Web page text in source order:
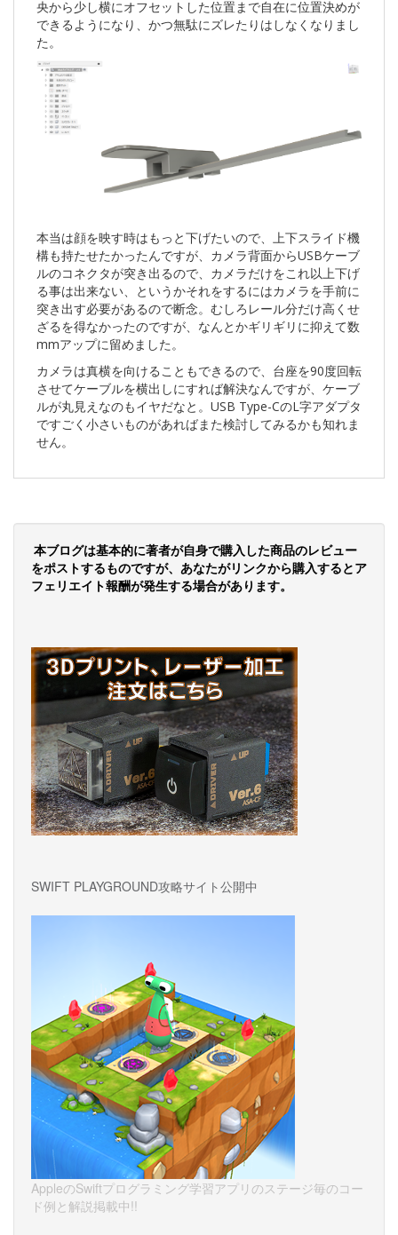
央から少し横にオフセットした位置まで自在に位置決めが
できるようになり、かつ無駄にズレたりはしなくなりまし
た。
本当は顔を映す時はもっと下げたいので、上下スライド機
構も持たせたかったんですが、カメラ背面からUSBケーブ
ルのコネクタが突き出るので、カメラだけをこれ以上下げ
る事は出来ない、というかそれをするにはカメラを手前に
突き出す必要があるので断念。むしろレール分だけ高くせ
ざるを得なかったのですが、なんとかギリギリに抑えて数
mmアップに留めました。
カメラは真横を向けることもできるので、台座を90度回転
させてケーブルを横出しにすれば解決なんですが、ケーブ
ルが丸見えなのもイヤだなと。USB Type-CのL字アダプタ
ですごく小さいものがあればまた検討してみるかも知れま
せん。
本ブログは基本的に著者が自身で購入した商品のレビュー
をポストするものですが、あなたがリンクから購入するとア
フェリエイト報酬が発生する場合があります。
SWIFT PLAYGROUND攻略サイト公開中
AppleのSwiftプログラミング学習アプリのステージ毎のコー
ド例と解説掲載中!!